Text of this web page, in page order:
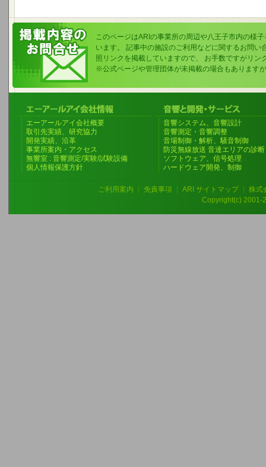
このページはARIの事業所の周辺や八王子市内の様
います。 記事中の施設のご利用などに関するお問い
照リンクを掲載していますので、 お手数ですがリン
※公式ページや管理団体が未掲載の場合もあります
エーアールアイ会社概要
取引先実績、研究協力
開発実績、沿革
事業所案内・アクセス
無響室 : 音響測定/実験/試験設備
個人情報保護方針
音響システム、音響設計
音響測定・音響調整
音場制御・解析、騒音制御
防災無線放送 音達エリアの診断
ソフトウェア、信号処理
ハードウェア開発、制御
ご利用案内 免責事項 ARI サイトマップ
株式
Copyright(c) 2001-